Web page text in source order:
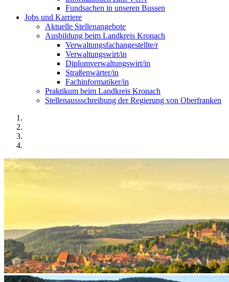
Fundsachen in unseren Bussen
Jobs und Karriere
Aktuelle Stellenangebote
Ausbildung beim Landkreis Kronach
Verwaltungsfachangestellte/r
Verwaltungswirt/in
Diplomverwaltungswirt/in
Straßenwärter/in
Fachinformatiker/in
Praktikum beim Landkreis Kronach
Stellenaussschreibung der Regierung von Oberfranken